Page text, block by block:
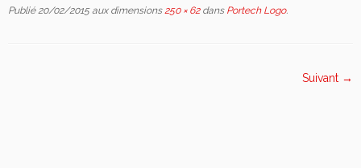
Publié 20/02/2015aux dimensions250 × 62dansPortech Logo.
Suivant →